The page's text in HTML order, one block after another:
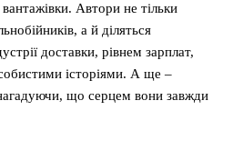
Автори не тільки
а й діляться
доставки, рівнем зарплат,
історіями. А ще –
що серцем вони завжди